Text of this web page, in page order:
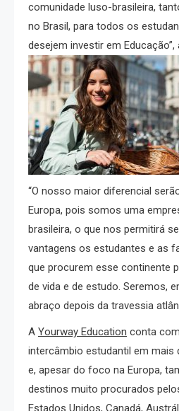
comunidade luso-brasileira,
no Brasil, para todos os
desejem investir em Educação”,
“O nosso maior diferencial
Europa, pois somos uma
brasileira, o que nos permitirá
vantagens os estudantes e as
que procurem esse continente
de vida e de estudo. Seremos,
abraço depois da travessia
A Yourway Education conta
intercâmbio estudantil em mais
e, apesar do foco na Europa,
destinos muito procurados
Estados Unidos, Canadá,